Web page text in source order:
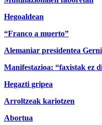
Hegoaldean
“Franco a muerto”
Alemaniar presidentea
Manifestazioa: “faxistak ez
Hegazti gripea
Arroltzeak kariotzen
Abortua